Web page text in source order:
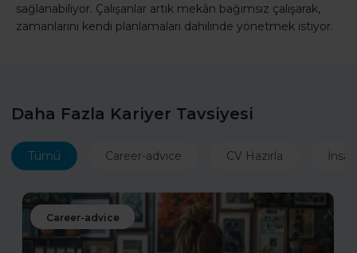
sağlanabiliyor. Çalışanlar artık mekân bağımsız çalışarak,
zamanlarını kendi planlamaları dahilinde yönetmek istiyor.
Daha Fazla Kariyer Tavsiyesi
Tümü Career-advice CV Hazırla
Career-advice